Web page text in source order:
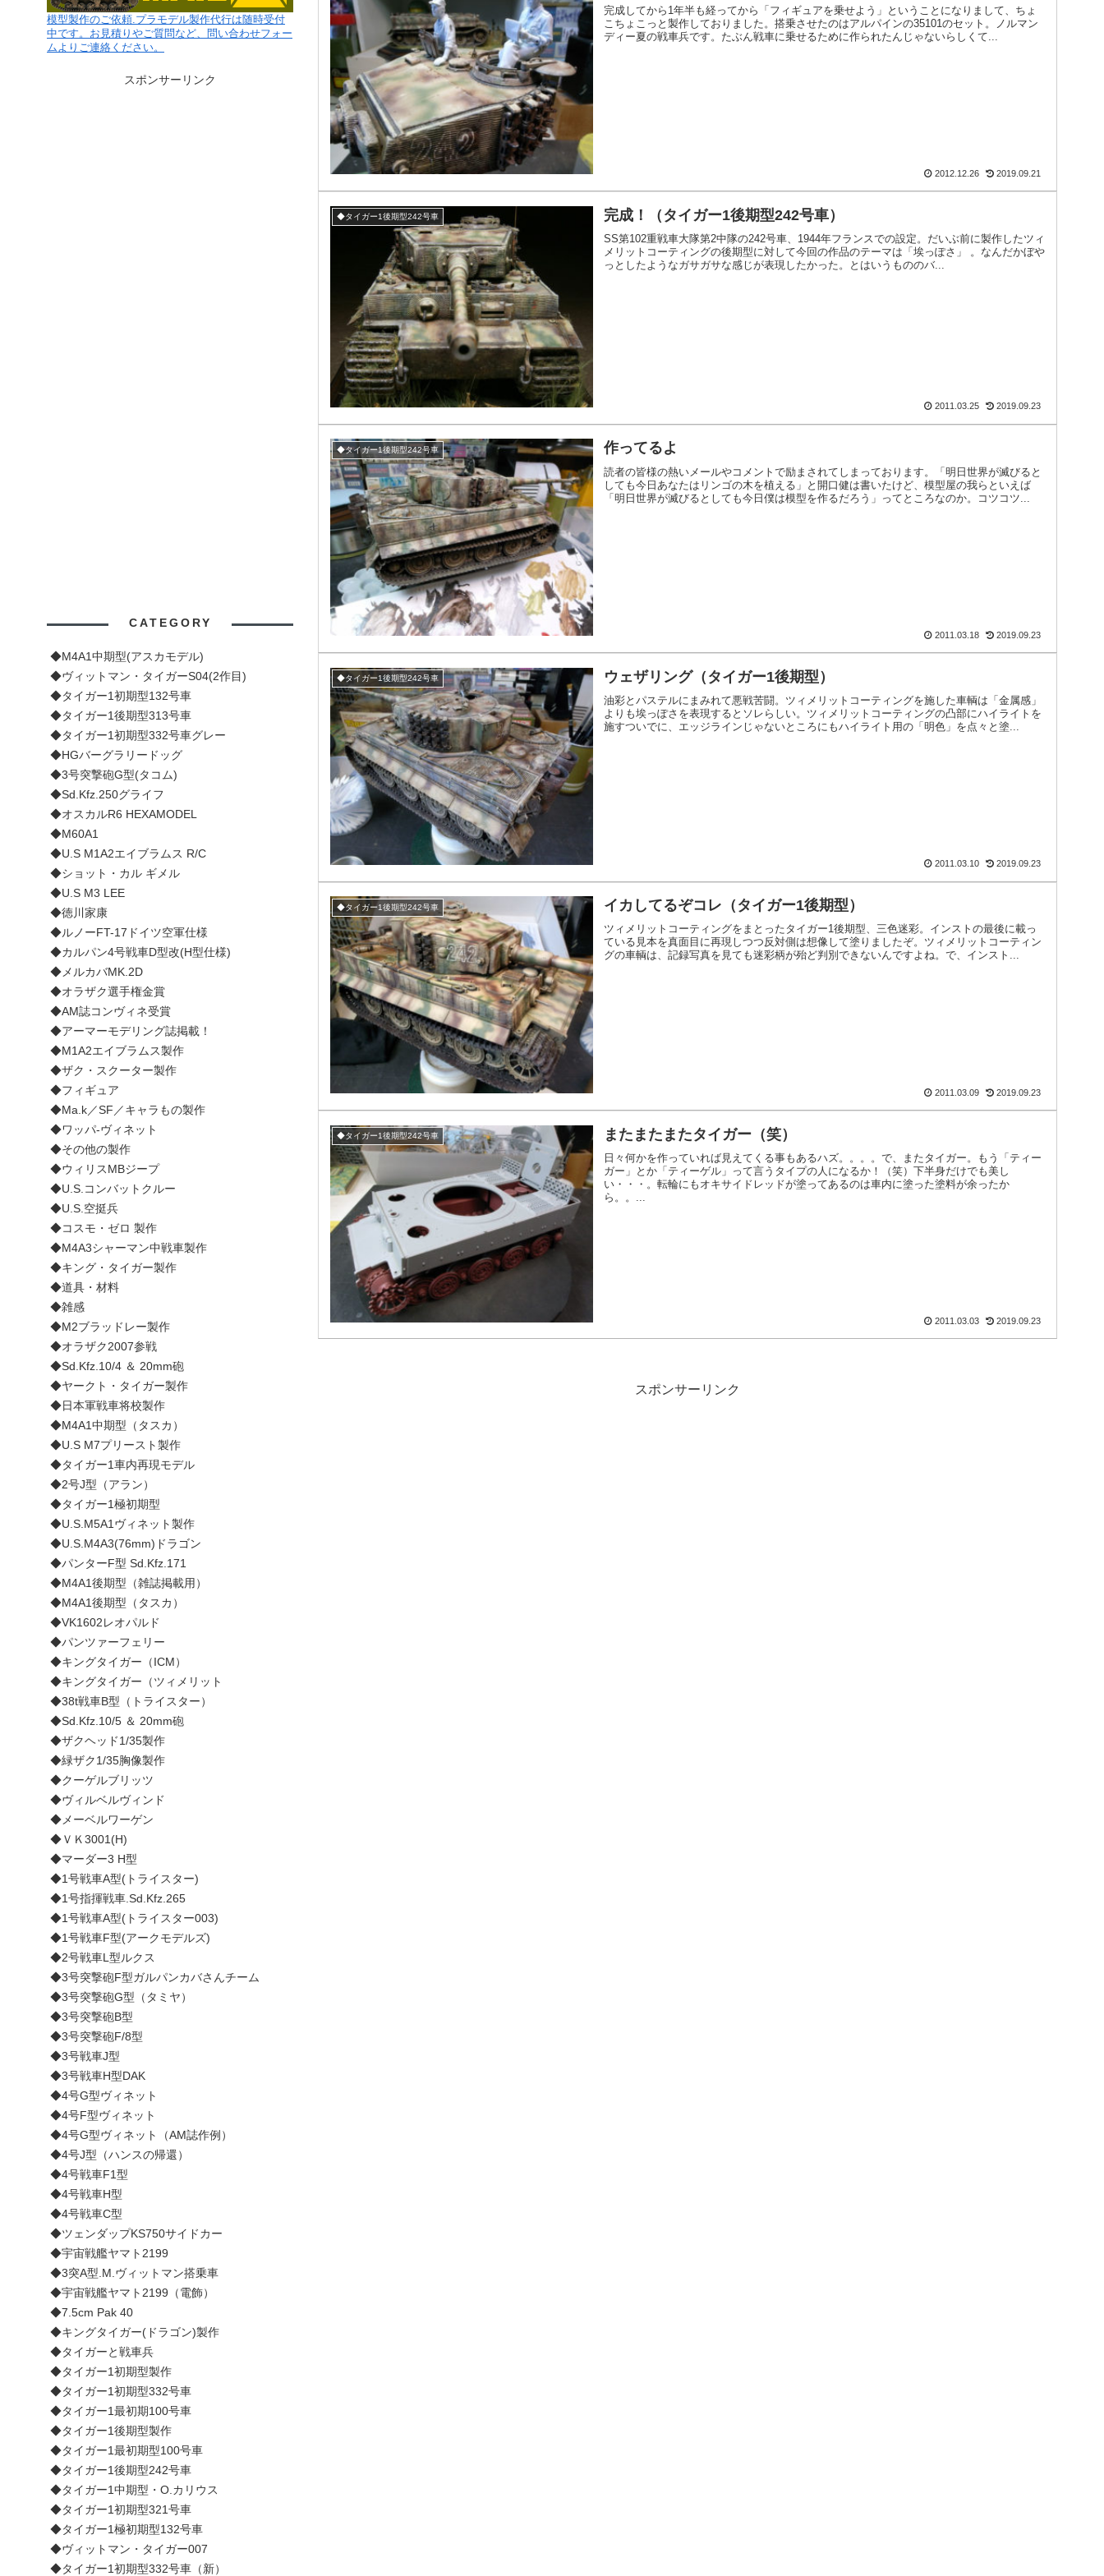
完成してから1年半も経ってから「フィギュアを乗せよう」ということになりまして、ちょ
こちょこっと製作しておりました。搭乗させたのはアルパインの35101のセット。ノルマン
ディー夏の戦車兵です。たぶん戦車に乗せるために作られたんじゃないらしくて...
2012.12.26 2019.09.21
◆タイガー1後期型242号車 完成！（タイガー1後期型242号車）
SS第102重戦車大隊第2中隊の242号車、1944年フランスでの設定。だいぶ前に製作したツィ
メリットコーティングの後期型に対して今回の作品のテーマは「埃っぽさ」 。なんだかぼや
っとしたようなガサガサな感じが表現したかった。とはいうもののバ...
2011.03.25 2019.09.23
◆タイガー1後期型242号車 作ってるよ
読者の皆様の熱いメールやコメントで励まされてしまっております。「明日世界が滅びると
しても今日あなたはリンゴの木を植える」と開口健は書いたけど、模型屋の我らといえば
「明日世界が滅びるとしても今日僕は模型を作るだろう」ってところなのか。コツコツ...
2011.03.18 2019.09.23
◆タイガー1後期型242号車 ウェザリング（タイガー1後期型）
油彩とパステルにまみれて悪戦苦闘。ツィメリットコーティングを施した車輌は「金属感」
よりも埃っぽさを表現するとソレらしい。ツィメリットコーティングの凸部にハイライトを
施すついでに、エッジラインじゃないところにもハイライト用の「明色」を点々と塗...
2011.03.10 2019.09.23
◆タイガー1後期型242号車 イカしてるぞコレ（タイガー1後期型）
ツィメリットコーティングをまとったタイガー1後期型、三色迷彩。インストの最後に載っ
ている見本を真面目に再現しつつ反対側は想像して塗りましたぞ。ツィメリットコーティン
グの車輌は、記録写真を見ても迷彩柄が殆ど判別できないんですよね。で、インスト...
2011.03.09 2019.09.23
◆タイガー1後期型242号車 またまたまたタイガー（笑）
日々何かを作っていれば見えてくる事もあるハズ。。。。で、またタイガー。もう「ティー
ガー」とか「ティーゲル」って言うタイプの人になるか！（笑）下半身だけでも美し
い・・・。転輪にもオキサイドレッドが塗ってあるのは車内に塗った塗料が余ったか
ら。。...
2011.03.03 2019.09.23
スポンサーリンク
模型製作のご依頼.プラモデル製作代行は随時受付
中です。お見積りやご質問など、問い合わせフォー
ムよりご連絡ください。
スポンサーリンク
CATEGORY
◆M4A1中期型(アスカモデル)
◆ヴィットマン・タイガーS04(2作目)
◆タイガー1初期型132号車
◆タイガー1後期型313号車
◆タイガー1初期型332号車グレー
◆HGバーグラリードッグ
◆3号突撃砲G型(タコム)
◆Sd.Kfz.250グライフ
◆オスカルR6 HEXAMODEL
◆M60A1
◆U.S M1A2エイブラムス R/C
◆ショット・カル ギメル
◆U.S M3 LEE
◆徳川家康
◆ルノーFT-17ドイツ空軍仕様
◆カルパン4号戦車D型改(H型仕様)
◆メルカバMK.2D
◆オラザク選手権金賞
◆AM誌コンヴィネ受賞
◆アーマーモデリング誌掲載！
◆M1A2エイブラムス製作
◆ザク・スクーター製作
◆フィギュア
◆Ma.k／SF／キャラもの製作
◆ワッパ-ヴィネット
◆その他の製作
◆ウィリスMBジープ
◆U.S.コンバットクルー
◆U.S.空挺兵
◆コスモ・ゼロ 製作
◆M4A3シャーマン中戦車製作
◆キング・タイガー製作
◆道具・材料
◆雑感
◆M2ブラッドレー製作
◆オラザク2007参戦
◆Sd.Kfz.10/4 ＆ 20mm砲
◆ヤークト・タイガー製作
◆日本軍戦車将校製作
◆M4A1中期型（タスカ）
◆U.S M7プリースト製作
◆タイガー1車内再現モデル
◆2号J型（アラン）
◆タイガー1極初期型
◆U.S.M5A1ヴィネット製作
◆U.S.M4A3(76mm)ドラゴン
◆パンターF型 Sd.Kfz.171
◆M4A1後期型（雑誌掲載用）
◆M4A1後期型（タスカ）
◆VK1602レオパルド
◆パンツァーフェリー
◆キングタイガー（ICM）
◆キングタイガー（ツィメリット
◆38t戦車B型（トライスター）
◆Sd.Kfz.10/5 ＆ 20mm砲
◆ザクヘッド1/35製作
◆緑ザク1/35胸像製作
◆クーゲルブリッツ
◆ヴィルベルヴィンド
◆メーベルワーゲン
◆ＶＫ3001(H)
◆マーダー3 H型
◆1号戦車A型(トライスター)
◆1号指揮戦車.Sd.Kfz.265
◆1号戦車A型(トライスター003)
◆1号戦車F型(アークモデルズ)
◆2号戦車L型ルクス
◆3号突撃砲F型ガルパンカバさんチーム
◆3号突撃砲G型（タミヤ）
◆3号突撃砲B型
◆3号突撃砲F/8型
◆3号戦車J型
◆3号戦車H型DAK
◆4号G型ヴィネット
◆4号F型ヴィネット
◆4号G型ヴィネット（AM誌作例）
◆4号J型（ハンスの帰還）
◆4号戦車F1型
◆4号戦車H型
◆4号戦車C型
◆ツェンダップKS750サイドカー
◆宇宙戦艦ヤマト2199
◆3突A型.M.ヴィットマン搭乗車
◆宇宙戦艦ヤマト2199（電飾）
◆7.5cm Pak 40
◆キングタイガー(ドラゴン)製作
◆タイガーと戦車兵
◆タイガー1初期型製作
◆タイガー1初期型332号車
◆タイガー1最初期100号車
◆タイガー1後期型製作
◆タイガー1最初期型100号車
◆タイガー1後期型242号車
◆タイガー1中期型・O.カリウス
◆タイガー1初期型321号車
◆タイガー1極初期型132号車
◆ヴィットマン・タイガー007
◆タイガー1初期型332号車（新）